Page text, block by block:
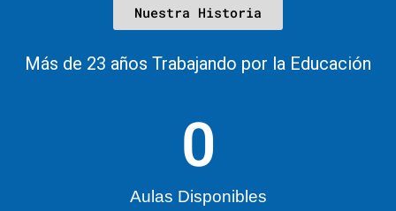
Nuestra Historia
Más de 23 años Trabajando por la Educación
Aulas Disponibles
0